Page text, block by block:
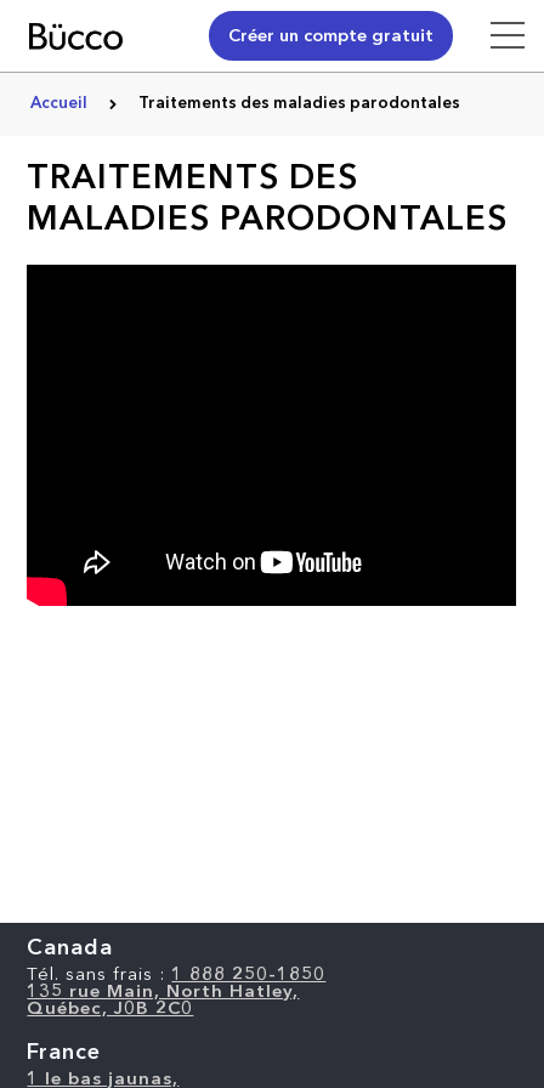
Créer un compte gratuit
Accueil Traitements des maladies parodontales
TRAITEMENTS DES
MALADIES PARODONTALES
Canada
Tél. sans frais : 1 888 250-1850
135 rue Main, North Hatley,
Québec, J0B 2C0
France
1 le bas jaunas,